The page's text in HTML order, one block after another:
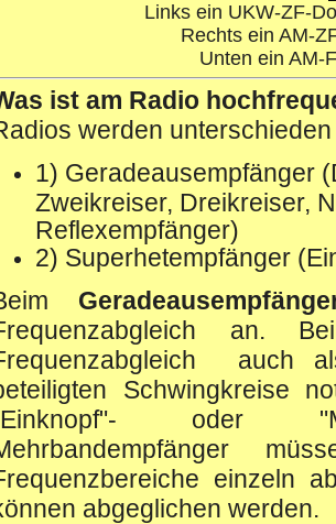
Links ein UKW-ZF-
Rechts ein AM-
Unten ein AM-
ist am Radio
werden
1) Geradeausempfänger
Zweikreiser, Dreikreiser,
Reflexempfänger)
2) Superhetempfänger
an.
auch
Schwingkreise
oder
einzeln
abgeglichen werden.